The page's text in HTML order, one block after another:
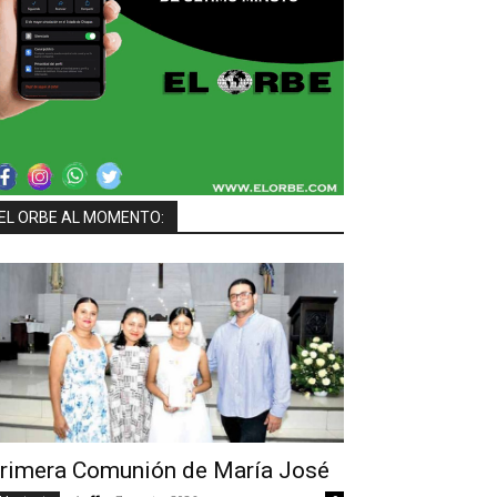
ORBE AL MOMENTO:
Comunión de María José